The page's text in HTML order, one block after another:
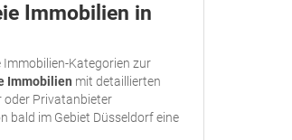
Immobilien in
Immobilien-Kategorien zur
Immobilien mit detaillierten
oder Privatanbieter
bald im Gebiet Düsseldorf eine